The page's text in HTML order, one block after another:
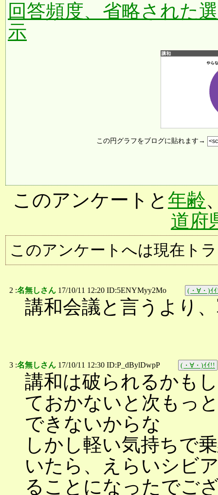
回答頻度、省略された
示
この円グラフをブログに貼れます→
このアンケートと 年齢
道府
このアンケートへは現在ト
2 :名無しさん 17/10/11 12:20 ID:5ENYMyy2Mo (・∀・)ｲ
講和会議と言うより
3 :名無しさん 17/10/11 12:30 ID:P_dBylDwpP (・∀・)ｲｲ!!
講和は破られるかも
ておかないと次もっ
できないからな
しかし軽い気持ちで
いたら、えらいシビ
ることになったでご